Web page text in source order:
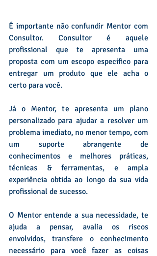
É importante não confundir Mentor com
Consultor. Consultor é aquele
profissional que te apresenta uma
proposta com um escopo específico para
entregar um produto que ele acha o
certo para você.
Já o Mentor, te apresenta um plano
personalizado para ajudar a resolver um
problema imediato, no menor tempo, com
um suporte abrangente de
conhecimentos e melhores práticas,
técnicas & ferramentas, e ampla
experiência obtida ao longo da sua vida
profissional de sucesso.
O Mentor entende a sua necessidade, te
ajuda a pensar, avalia os riscos
envolvidos, transfere o conhecimento
necessário para você fazer as coisas